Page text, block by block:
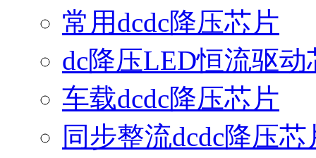
常用dcdc降压芯片
dc降压LED恒流驱动
车载dcdc降压芯片
同步整流dcdc降压芯